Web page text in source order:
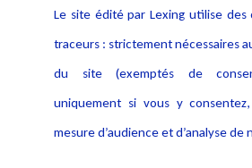
Alerte professionnelle
Déclaration d'accessibilité
Notice Légale
Politique de protection des
données
Le site édité par Lexing utilise
traceurs : strictement nécessaires
du site (exemptés de
uniquement si vous y
mesure d’audience et d’analyse de